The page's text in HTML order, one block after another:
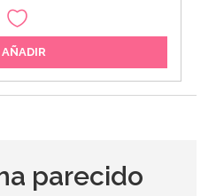
AÑADIR
parecido